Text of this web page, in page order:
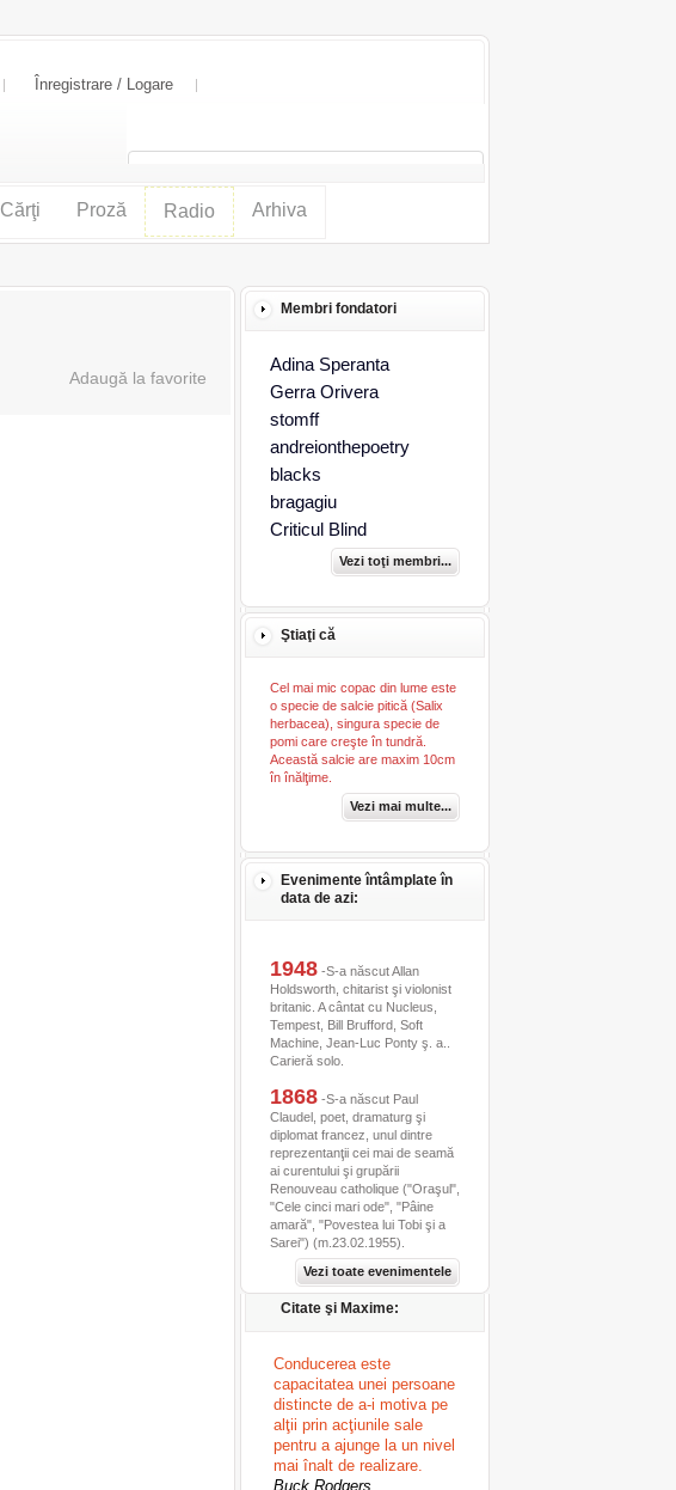
Înregistrare / Logare
Cărţi Proză Radio Arhiva
Membri fondatori
Adina Speranta
Gerra Orivera
stomff
andreionthepoetry
blacks
bragagiu
Criticul Blind
Vezi toţi membri...
Ştiaţi că
Cel mai mic copac din lume este
o specie de salcie pitică (Salix
herbacea), singura specie de
pomi care creşte în tundră.
Această salcie are maxim 10cm
în înălţime.
Vezi mai multe...
Evenimente întâmplate în
data de azi:
1948-S-a născut Allan
Holdsworth, chitarist şi violonist
britanic. A cântat cu Nucleus,
Tempest, Bill Brufford, Soft
Machine, Jean-Luc Ponty ş. a..
Carieră solo.
1868-S-a născut Paul
Claudel, poet, dramaturg şi
diplomat francez, unul dintre
reprezentanţii cei mai de seamă
ai curentului şi grupării
Renouveau catholique ("Oraşul",
"Cele cinci mari ode", "Pâine
amară", "Povestea lui Tobi şi a
Sarei") (m.23.02.1955).
Vezi toate evenimentele
Citate şi Maxime:
Conducerea este
capacitatea unei persoane
distincte de a-i motiva pe
alţii prin acţiunile sale
pentru a ajunge la un nivel
mai înalt de realizare.
Buck Rodgers